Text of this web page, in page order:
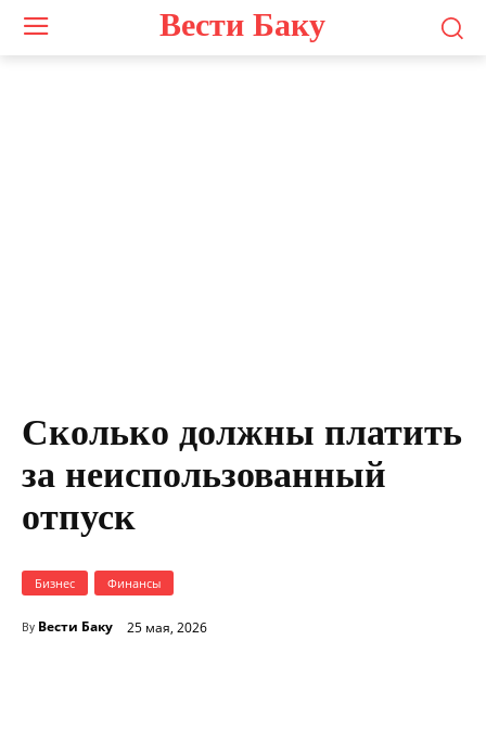
Вести Баку
Сколько должны платить
за неиспользованный
отпуск
Бизнес Финансы
By Вести Баку 25 мая, 2026